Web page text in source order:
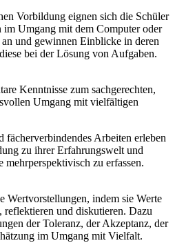
Vorbildung eignen sich die Schüler
im Umgang mit dem Computer oder
und gewinnen Einblicke in deren
bei der Lösung von Aufgaben.
Kenntnisse zum sachgerechten,
Umgang mit vielfältigen
fächerverbindendes Arbeiten erleben
zu ihrer Erfahrungswelt und
zu erfassen.
Wertvorstellungen, indem sie Werte
reflektieren und diskutieren. Dazu
der Toleranz, der Akzeptanz, der
im Umgang mit Vielfalt.